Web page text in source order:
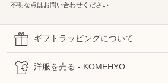
不明な点はお問い合わせください
ギフトラッピングについて
洋服を売る - KOMEHYO